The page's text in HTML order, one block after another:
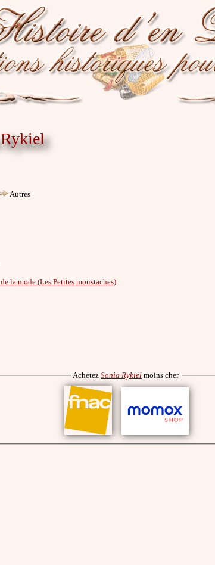
Autres
la mode (Les Petites moustaches)
Achetez Sonia Rykiel moins cher